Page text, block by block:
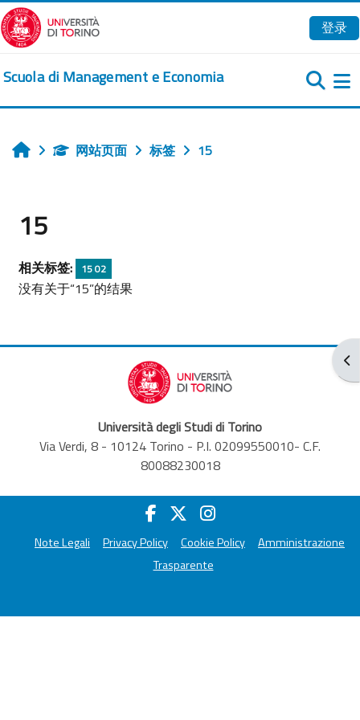
跳到主要内容
登录
Scuola di Management e Economia
打
首页 网站页面 标签 15
15
相关标签: 15 02
没有关于“15”的结果
Università degli Studi di Torino
Via Verdi, 8 - 10124 Torino - P.I. 02099550010- C.F.
80088230018
Note Legali Privacy Policy Cookie Policy
Amministrazione
Trasparente